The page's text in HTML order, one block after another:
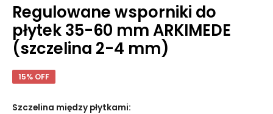
Regulowane wsporniki do
płytek 35-60 mm ARKIMEDE
(szczelina 2-4 mm)
15% OFF
Szczelina między płytkami: